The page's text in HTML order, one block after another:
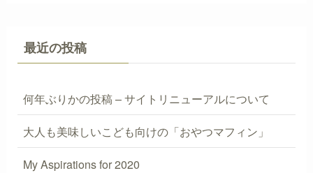
最近の投稿
何年ぶりかの投稿 – サイトリニューアルについて
大人も美味しいこども向けの「おやつマフィン」
My Aspirations for 2020